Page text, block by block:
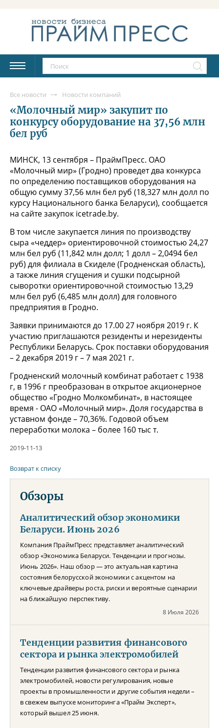
Все новости Новости компаний
«Молочный мир» закупит по
конкурсу оборудование на 37,56 млн
бел руб
МИНСК, 13 сентября – ПраймПресс. ОАО
«Молочный мир» (Гродно) проведет два конкурса
по определению поставщиков оборудования на
общую сумму 37,56 млн бел руб (18,327 млн долл по
курсу Национального банка Беларуси), сообщается
на сайте закупок icetrade.by.
В том числе закупается линия по производству
сыра «чеддер» ориентировочной стоимостью 24,27
млн бел руб (11,842 млн долл; 1 долл – 2,0494 бел
руб) для филиала в Скиделе (Гродненская область),
а также линия сгущения и сушки подсырной
сыворотки ориентировочной стоимостью 13,29
млн бел руб (6,485 млн долл) для головного
предприятия в Гродно.
Заявки принимаются до 17.00 27 ноября 2019 г. К
участию приглашаются резиденты и нерезиденты
Республики Беларусь. Срок поставки оборудования
– 2 декабря 2019 г – 7 мая 2021 г.
Гродненский молочный комбинат работает с 1938
г, в 1996 г преобразован в открытое акционерное
общество «Гродно Молкомбинат», в настоящее
время - ОАО «Молочный мир». Доля государства в
уставном фонде – 70,36%. Годовой объем
переработки молока – более 160 тыс т.
2019-11-13
Возврат к списку
Обзоры
Аналитический обзор экономики
Беларуси. Июнь 2026
Компания ПраймПресс представляет аналитический
обзор «Экономика Беларуси. Тенденции и прогнозы.
Июнь 2026». Наш обзор — это актуальная картина
состояния белорусской экономики с акцентом на
ключевые драйверы роста, риски и вероятные сценарии
на ближайшую перспективу.
8 Июля 2026
Тенденции развития финансового
сектора и рынка электромобилей
Тенденции развития финансового сектора и рынка
электромобилей, новости регулирования, новые
проекты в промышленности и другие события недели –
в свежем выпуске мониторинга «Прайм Эксперт»,
который вышел 25 июня.